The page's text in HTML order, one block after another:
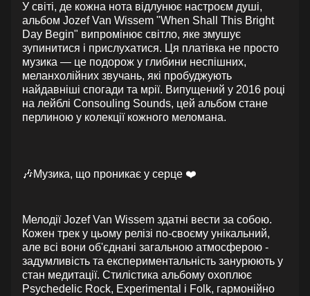
У світі, де кожна нота відлунює настроєм душі,
альбом Jozef Van Wissem "When Shall This Bright
Day Begin" випромінює світло, яке змушує
зупинитися і прислухатися. Ця платівка не просто
музика — це подорож у глибини неспішних,
меланхолійних звучань, які пробуджують
найдавніші спогади та мрії. Випущений у 2016 році
на лейблі Consouling Sounds, цей альбом стане
перлиною у колекції кожного меломана.
🎶Музика, що проникає у серце ❤️
Мелодії Jozef Van Wissem здатні вести за собою.
Кожен трек у цьому релізі по-своєму унікальний,
але всі вони об'єднані загальною атмосферою -
задумливість та експериментальність занурюють у
стан медитації. Стилістика альбому охоплює
Psychedelic Rock, Experimental і Folk, гармонійно